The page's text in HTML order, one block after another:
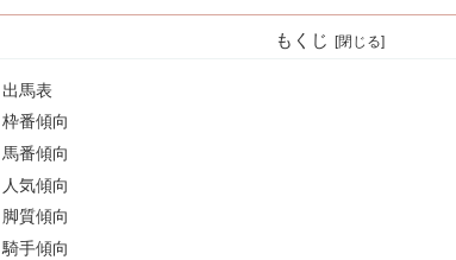
もくじ
出馬表
枠番傾向
馬番傾向
人気傾向
脚質傾向
騎手傾向